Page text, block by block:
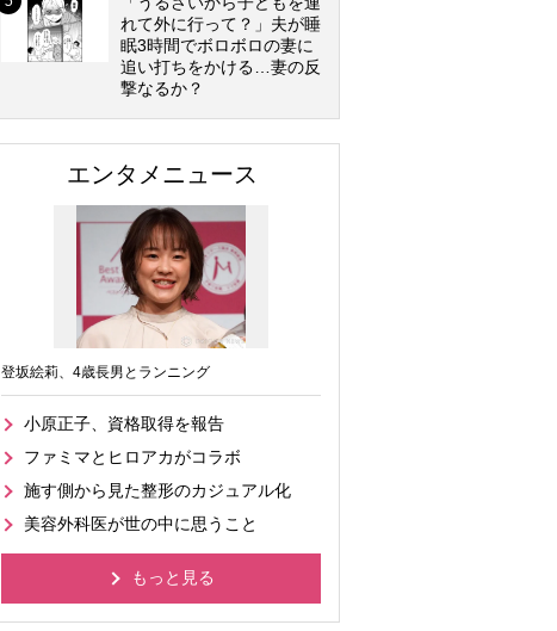
れて外に行って？」夫が睡
眠3時間でボロボロの妻に
追い打ちをかける…妻の反
撃なるか？
エンタメニュース
登坂絵莉、4歳長男とランニング
小原正子、資格取得を報告
ファミマとヒロアカがコラボ
施す側から見た整形のカジュアル化
美容外科医が世の中に思うこと
もっと見る